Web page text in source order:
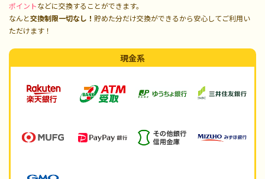
ポイントなどに交換することができます。
なんと交換制限一切なし！ 貯めた分だけ交換ができるから安心してご利用い
ただけます！
現金系